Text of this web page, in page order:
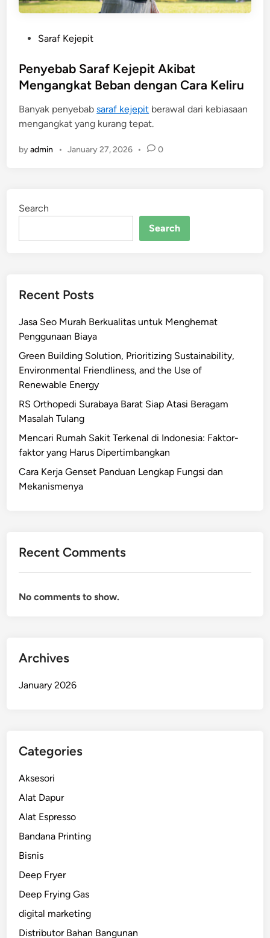
s
t
d
i
Saraf Kejepit
Penyebab Saraf Kejepit Akibat
Mengangkat Beban dengan Cara Keliru
Banyak penyebabsaraf kejepit berawal dari kebiasaan
mengangkat yang kurang tepat.
byadmin • January 27, 2026 • 0
Search
Search
Recent Posts
Jasa Seo Murah Berkualitas untuk Menghemat
Penggunaan Biaya
Green Building Solution, Prioritizing Sustainability,
Environmental Friendliness, and the Use of
Renewable Energy
RS Orthopedi Surabaya Barat Siap Atasi Beragam
Masalah Tulang
Mencari Rumah Sakit Terkenal di Indonesia: Faktor-
faktor yang Harus Dipertimbangkan
Cara Kerja Genset Panduan Lengkap Fungsi dan
Mekanismenya
Recent Comments
No comments to show.
Archives
January 2026
Categories
Aksesori
Alat Dapur
Alat Espresso
Bandana Printing
Bisnis
Deep Fryer
Deep Frying Gas
digital marketing
Distributor Bahan Bangunan